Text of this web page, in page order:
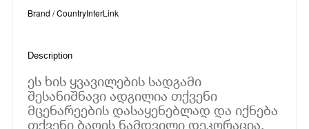
Brand / CountryInterLink
Description
ეს ხის ყვავილების სადგამი
შესანიშნავი ადგილია თქვენი
მცენარეების დასაყენებლად და იქნება
თქვენი ბაღის ნამდვილი დეკორაცია.